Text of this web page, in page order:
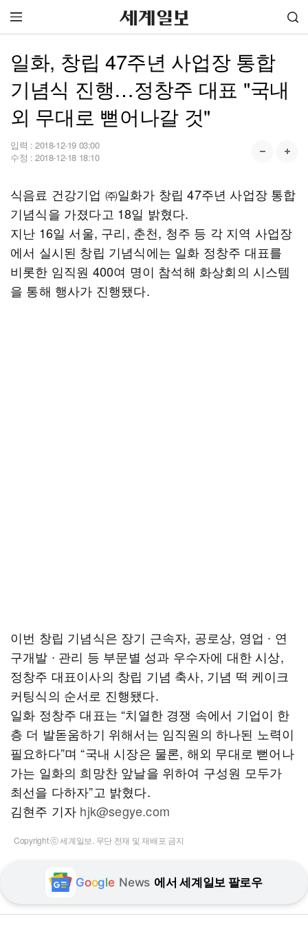
일화, 창립 47주년 사업장 통합
기념식 진행…정창주 대표 "국내
외 무대로 뻗어나갈 것"
입력 : 2018-12-19 03:00
수정 : 2018-12-18 18:10
식음료 건강기업 ㈜일화가 창립 47주년 사업장 통합
기념식을 가졌다고 18일 밝혔다.
지난 16일 서울, 구리, 춘천, 청주 등 각 지역 사업장
에서 실시된 창립 기념식에는 일화 정창주 대표를
비롯한 임직원 400여 명이 참석해 화상회의 시스템
을 통해 행사가 진행됐다.
이번 창립 기념식은 장기 근속자, 공로상, 영업 ∙ 연
구개발 ∙ 관리 등 부문별 성과 우수자에 대한 시상,
정창주 대표이사의 창립 기념 축사, 기념 떡 케이크
커팅식의 순서로 진행됐다.
일화 정창주 대표는 “치열한 경쟁 속에서 기업이 한
층 더 발돋움하기 위해서는 임직원의 하나된 노력이
필요하다”며 “국내 시장은 물론, 해외 무대로 뻗어나
가는 일화의 희망찬 앞날을 위하여 구성원 모두가
최선을 다하자”고 밝혔다.
김현주 기자 hjk@segye.com
Copyright ⓒ 세계일보. 무단 전재 및 재배포 금지
Google News 에서 세계일보 팔로우